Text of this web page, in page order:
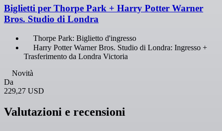
Biglietti per Thorpe Park + Harry Potter Warner
Bros. Studio di Londra
Thorpe Park: Biglietto d'ingresso
Harry Potter Warner Bros. Studio di Londra: Ingresso +
Trasferimento da Londra Victoria
Novità
Da
229,27 USD
Valutazioni e recensioni